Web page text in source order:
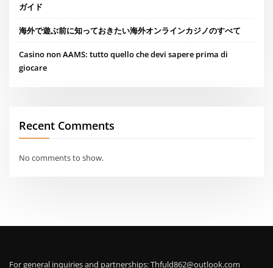
ガイド
海外で遊ぶ前に知っておきたい海外オンラインカジノのすべて
Casino non AAMS: tutto quello che devi sapere prima di
giocare
Recent Comments
No comments to show.
For general inquiries and partnerships:Thfuld862@outlook.com